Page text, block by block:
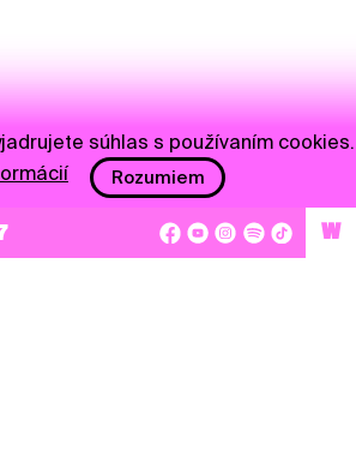
W
súhlas s používaním cookies.
Rozumiem